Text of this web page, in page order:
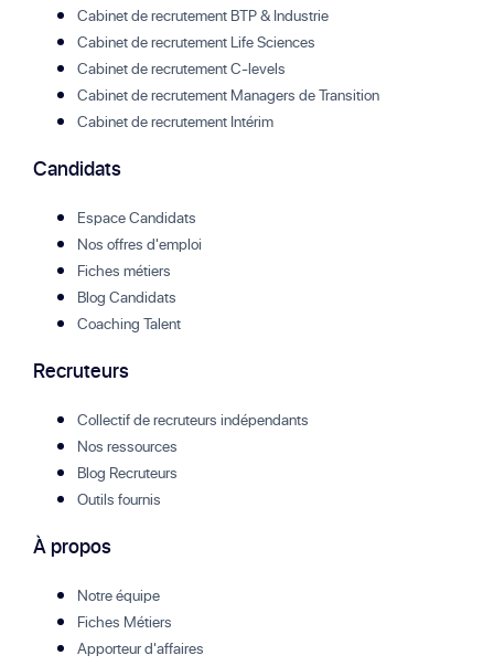
Cabinet de recrutement BTP & Industrie
Cabinet de recrutement Life Sciences
Cabinet de recrutement C-levels
Cabinet de recrutement Managers de Transition
Cabinet de recrutement Intérim
Candidats
Espace Candidats
Nos offres d'emploi
Fiches métiers
Blog Candidats
Coaching Talent
Recruteurs
Collectif de recruteurs indépendants
Nos ressources
Blog Recruteurs
Outils fournis
À propos
Notre équipe
Fiches Métiers
Apporteur d'affaires